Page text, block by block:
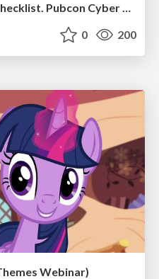
The Anti-SEO Checklist Checklist. Pubcon Cyber Week
0 200
Webinar)